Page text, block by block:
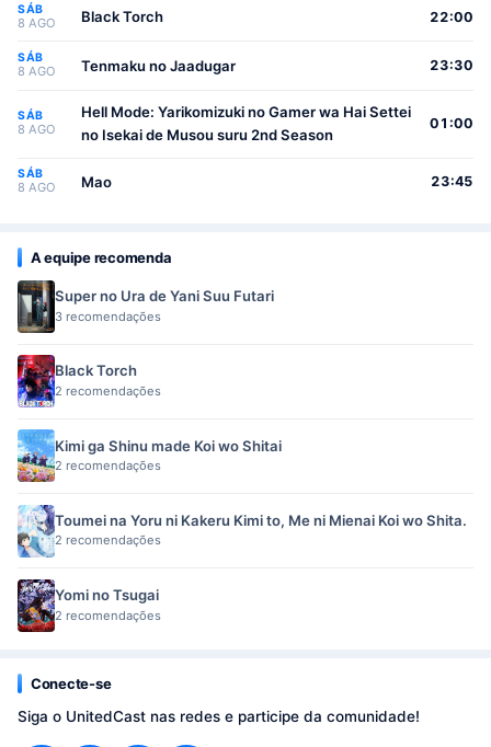
SÁB
8 AGO Black Torch 22:00
SÁB
8 AGO Tenmaku no Jaadugar 23:30
SÁB
8 AGO
Hell Mode: Yarikomizuki no Gamer wa Hai Settei
no Isekai de Musou suru 2nd Season
01:00
SÁB
8 AGO Mao 23:45
A equipe recomenda
Super no Ura de Yani Suu Futari
3 recomendações
Black Torch
2 recomendações
Kimi ga Shinu made Koi wo Shitai
2 recomendações
Toumei na Yoru ni Kakeru Kimi to, Me ni Mienai Koi wo Shita.
2 recomendações
Yomi no Tsugai
2 recomendações
Conecte-se
Siga o UnitedCast nas redes e participe da comunidade!